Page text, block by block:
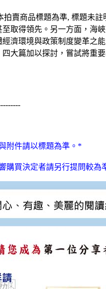
賣商品標題為準, 標題未
取得領先。另一方面，海
濟環境與政策制度變革
大篇加以探討，嘗試將
附件請以標題為準。*
購買決定者請另行提問較為